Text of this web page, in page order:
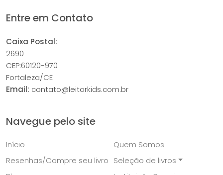
Entre em Contato
Caixa Postal:
2690
CEP:60120-970
Fortaleza/CE
Email: contato@leitorkids.com.br
Navegue pelo site
Início
Quem Somos
Resenhas/Compre seu livro Seleção de livros